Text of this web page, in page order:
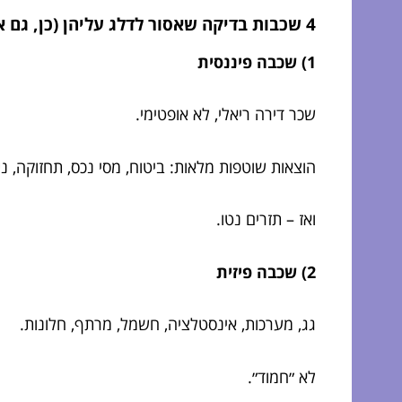
4 שכבות בדיקה שאסור לדלג עליהן (כן, גם אם הנכס ״נראה מהמם״)
1) שכבה פיננסית
שכר דירה ריאלי, לא אופטימי.
הוצאות שוטפות מלאות: ביטוח, מסי נכס, תחזוקה,
ואז – תזרים נטו.
2) שכבה פיזית
גג, מערכות, אינסטלציה, חשמל, מרתף, חלונות.
לא ״חמוד״.